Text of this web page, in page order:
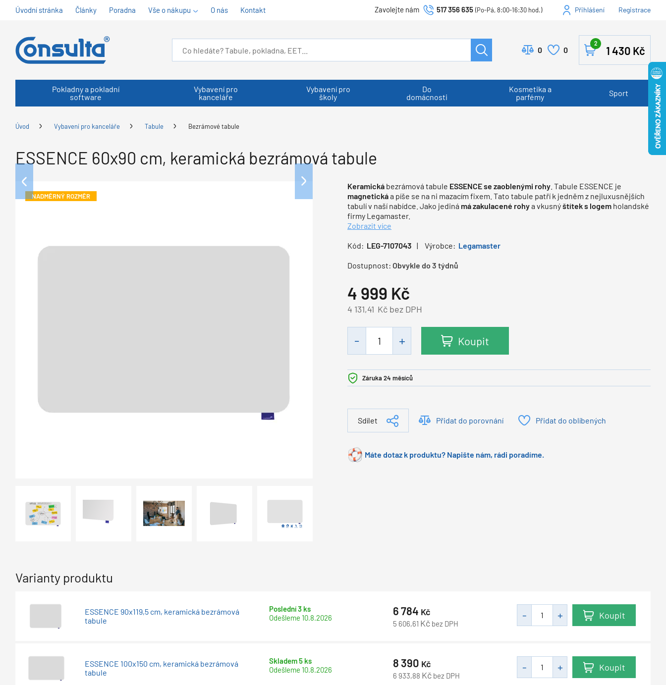
Úvodní stránka Články Poradna Vše o nákupu O nás Kontakt Zavolejte nám 517 356 635 (Po-Pá, 8:00-16:30 hod.) Přihlášení Registrace
0 0 1 430 Kč
2
Pokladny a pokladní
software
Vybavení pro
kanceláře
Vybavení pro
školy
Do
domácnosti
Kosmetika a
parfémy
Sport
Úvod Vybavení pro kanceláře Tabule Bezrámové tabule
ESSENCE 60x90 cm, keramická bezrámová tabule
NADMĚRNÝ ROZMĚR
Keramická bezrámová tabule ESSENCE se zaoblenými rohy . Tabule ESSENCE je
magnetickáa píše se na ni mazacím fixem. Tato tabule patří k jedněm z nejluxusnějších
tabulí v naší nabídce. Jako jediná má zakulacené rohya vkusnýštítek s logem holandské
firmy Legamaster.
Zobrazit více
Kód: LEG-7107043 Výrobce: Legamaster
Dostupnost: Obvykle do 3 týdnů
4 999 Kč
Kč bez DPH
4 131,41
Koupit
Záruka 24 měsíců
Sdílet Přidat do porovnání Přidat do oblíbených
Máte dotaz k produktu? Napište nám, rádi poradíme.
Varianty produktu
ESSENCE 90x119,5 cm, keramická bezrámová
tabule
Poslední 3 ks
Odešleme 10.8.2026
6 784 Kč
5 606,61 Kč bez DPH
Koupit
ESSENCE 100x150 cm, keramická bezrámová
tabule
Skladem 5 ks
Odešleme 10.8.2026
8 390 Kč
6 933,88 Kč bez DPH
Koupit